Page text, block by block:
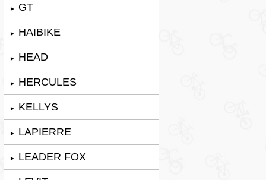
► GT
► HAIBIKE
► HEAD
► HERCULES
► KELLYS
► LAPIERRE
► LEADER FOX